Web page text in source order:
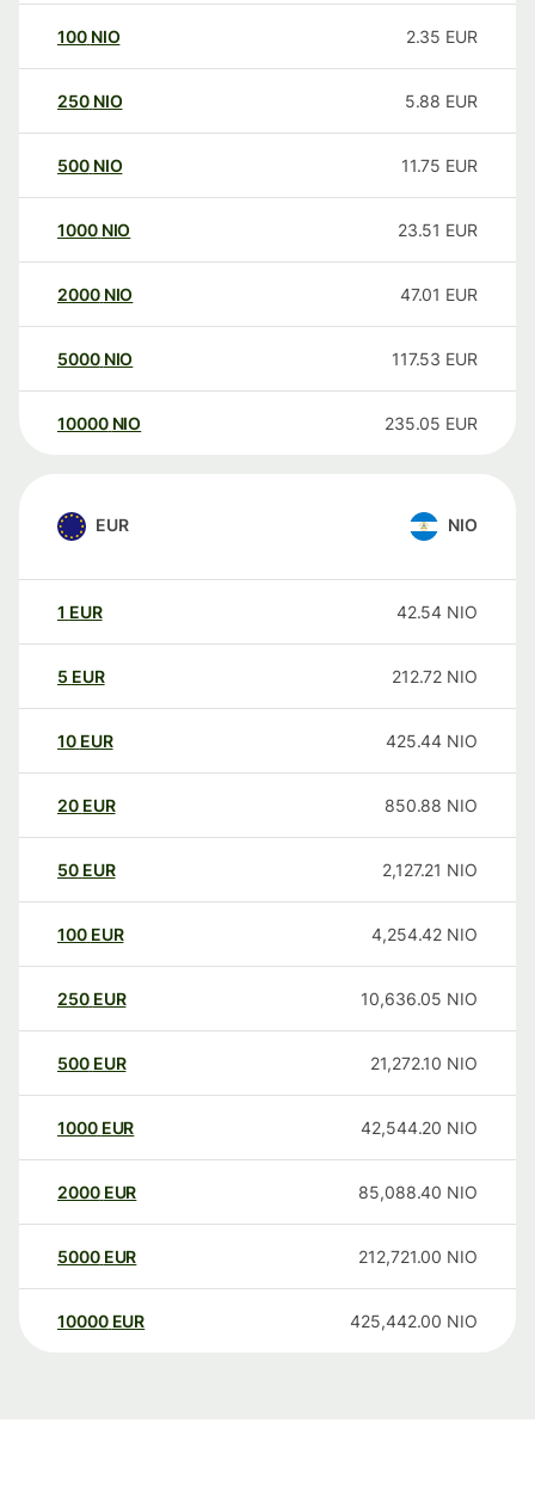
100 NIO 2.35 EUR
250 NIO 5.88 EUR
500 NIO 11.75 EUR
1000 NIO 23.51 EUR
2000 NIO 47.01 EUR
5000 NIO 117.53 EUR
10000 NIO 235.05 EUR
EUR NIO
1 EUR 42.54 NIO
5 EUR 212.72 NIO
10 EUR 425.44 NIO
20 EUR 850.88 NIO
50 EUR 2,127.21 NIO
100 EUR 4,254.42 NIO
250 EUR 10,636.05 NIO
500 EUR 21,272.10 NIO
1000 EUR 42,544.20 NIO
2000 EUR 85,088.40 NIO
5000 EUR 212,721.00 NIO
10000 EUR 425,442.00 NIO